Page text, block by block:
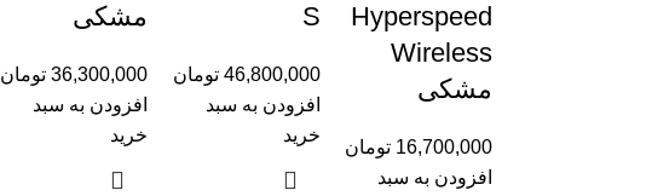
Hyperspeed
Wireless
مشکی
16,700,000 تومان
افزودن به سبد
S
46,800,000 تومان
افزودن به سبد
خرید
مشکی
36,300,000 تومان
افزودن به سبد
خرید